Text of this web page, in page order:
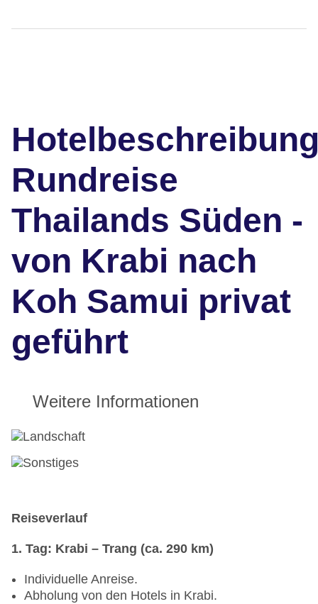
Rundreise
Thailands Süden -
von Krabi nach
Koh Samui privat
geführt
Weitere Informationen
Reiseverlauf
1. Tag: Krabi – Trang (ca. 290 km)
Individuelle Anreise.
Abholung von den Hotels in Krabi.